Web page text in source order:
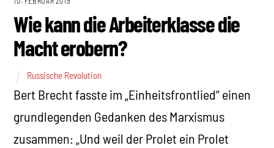
Wie kann die Arbeiterklasse die
Macht erobern?
Russische Revolution
Bert Brecht fasste im „Einheitsfrontlied“ einen
grundlegenden Gedanken des Marxismus
zusammen: „Und weil der Prolet ein Prolet